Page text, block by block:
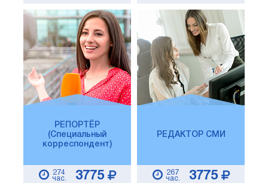
РЕПОРТЁР
(Специальный
корреспондент)
274
час.
3775
РЕДАКТОР СМИ
267
час.
3775